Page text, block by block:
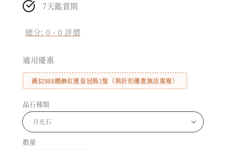
7天鑑賞期
總分:0 - 0 評價
適用優惠
滿$2888贈🎁紅運皇冠熊1隻（與折扣優惠無法重複）
晶石種類
數量